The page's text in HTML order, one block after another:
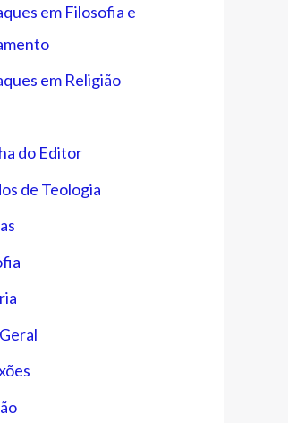
em Filosofia e
em Religião
do Editor
de Teologia